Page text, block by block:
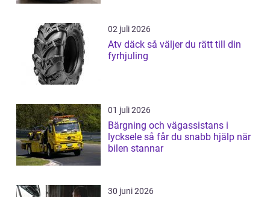
02 juli 2026
Atv däck så väljer du rätt till din
fyrhjuling
01 juli 2026
Bärgning och vägassistans i
lycksele så får du snabb hjälp när
bilen stannar
30 juni 2026